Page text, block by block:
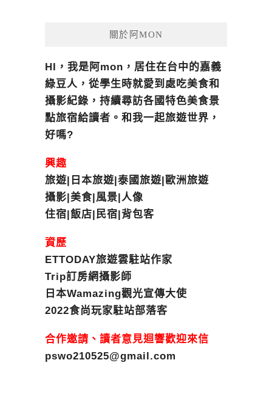
關於阿MON
HI，我是阿mon，居住在台中的嘉義
綠豆人，從學生時就愛到處吃美食和
攝影紀錄，持續尋訪各國特色美食景
點旅宿給讀者。和我一起旅遊世界，
好嗎?
興趣
旅遊|日本旅遊|泰國旅遊|歐洲旅遊
攝影|美食|風景|人像
住宿|飯店|民宿|背包客
資歷
ETTODAY旅遊雲駐站作家
Trip訂房網攝影師
日本Wamazing觀光宣傳大使
2022食尚玩家駐站部落客
合作邀請、讀者意見迴響歡迎來信
pswo210525@gmail.com